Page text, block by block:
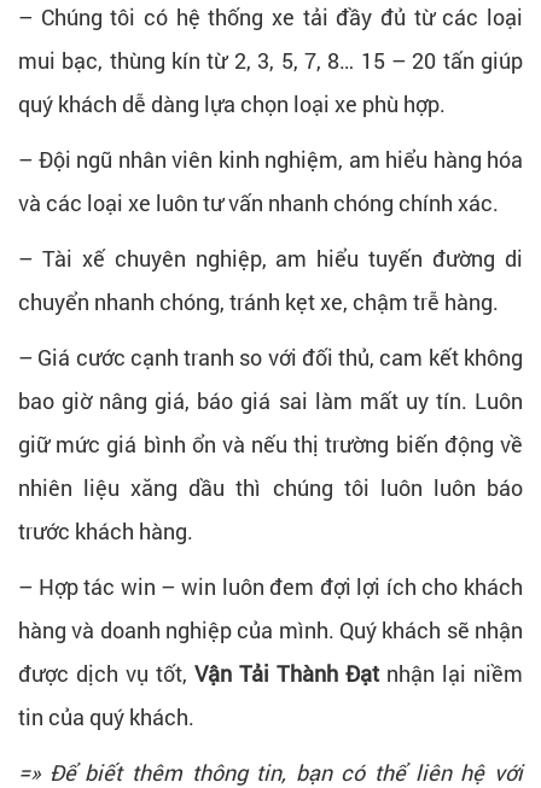
– Chúng tôi có hệ thống xe tải đầy đủ từ các loại
mui bạc, thùng kín từ 2, 3, 5, 7, 8… 15 – 20 tấn giúp
quý khách dễ dàng lựa chọn loại xe phù hợp.
– Đội ngũ nhân viên kinh nghiệm, am hiểu hàng hóa
và các loại xe luôn tư vấn nhanh chóng chính xác.
– Tài xế chuyên nghiệp, am hiểu tuyến đường di
chuyển nhanh chóng, tránh kẹt xe, chậm trễ hàng.
– Giá cước cạnh tranh so với đối thủ, cam kết không
bao giờ nâng giá, báo giá sai làm mất uy tín. Luôn
giữ mức giá bình ổn và nếu thị trường biến động về
nhiên liệu xăng dầu thì chúng tôi luôn luôn báo
trước khách hàng.
– Hợp tác win – win luôn đem đợi lợi ích cho khách
hàng và doanh nghiệp của mình. Quý khách sẽ nhận
được dịch vụ tốt, Vận Tải Thành Đạt nhận lại niềm
tin của quý khách.
=» Để biết thêm thông tin, bạn có thể liên hệ với